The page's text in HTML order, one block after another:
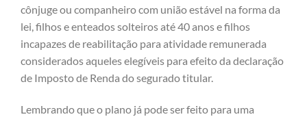
cônjuge ou companheiro com união estável na forma da
lei, filhos e enteados solteiros até 40 anos e filhos
incapazes de reabilitação para atividade remunerada
considerados aqueles elegíveis para efeito da declaração
de Imposto de Renda do segurado titular.
Lembrando que o plano já pode ser feito para uma